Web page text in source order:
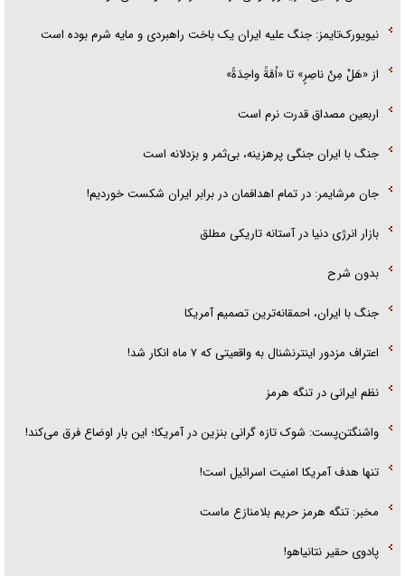
نیویورک‌تایمز: جنگ علیه ایران یک باخت راهبردی و مایه شرم بوده است
از «هَلْ مِنْ ناصِرٍ» تا «اُمَّةً واحِدَةً»
اربعین مصداق قدرت نرم است
جنگ با ایران جنگی پرهزینه، بی‌ثمر و بزدلانه است
جان مرشایمر: در تمام اهدافمان در برابر ایران شکست خوردیم!
بازار انرژی دنیا در آستانه تاریکی مطلق
بدون شرح
جنگ با ایران، احمقانه‌ترین تصمیم آمریکا
اعتراف مزدور اینترنشنال به واقعیتی که ۷ ماه انکار شد!
نظم ایرانی در تنگه هرمز
واشنگتن‌پست: شوک تازه گرانی بنزین در آمریکا؛ این بار اوضاع فرق می‌کند!
تنها هدف آمریکا امنیت اسرائیل است!
مخبر: تنگه هرمز حریم بلامنازع ماست
پادوی حقیر نتانیاهو!